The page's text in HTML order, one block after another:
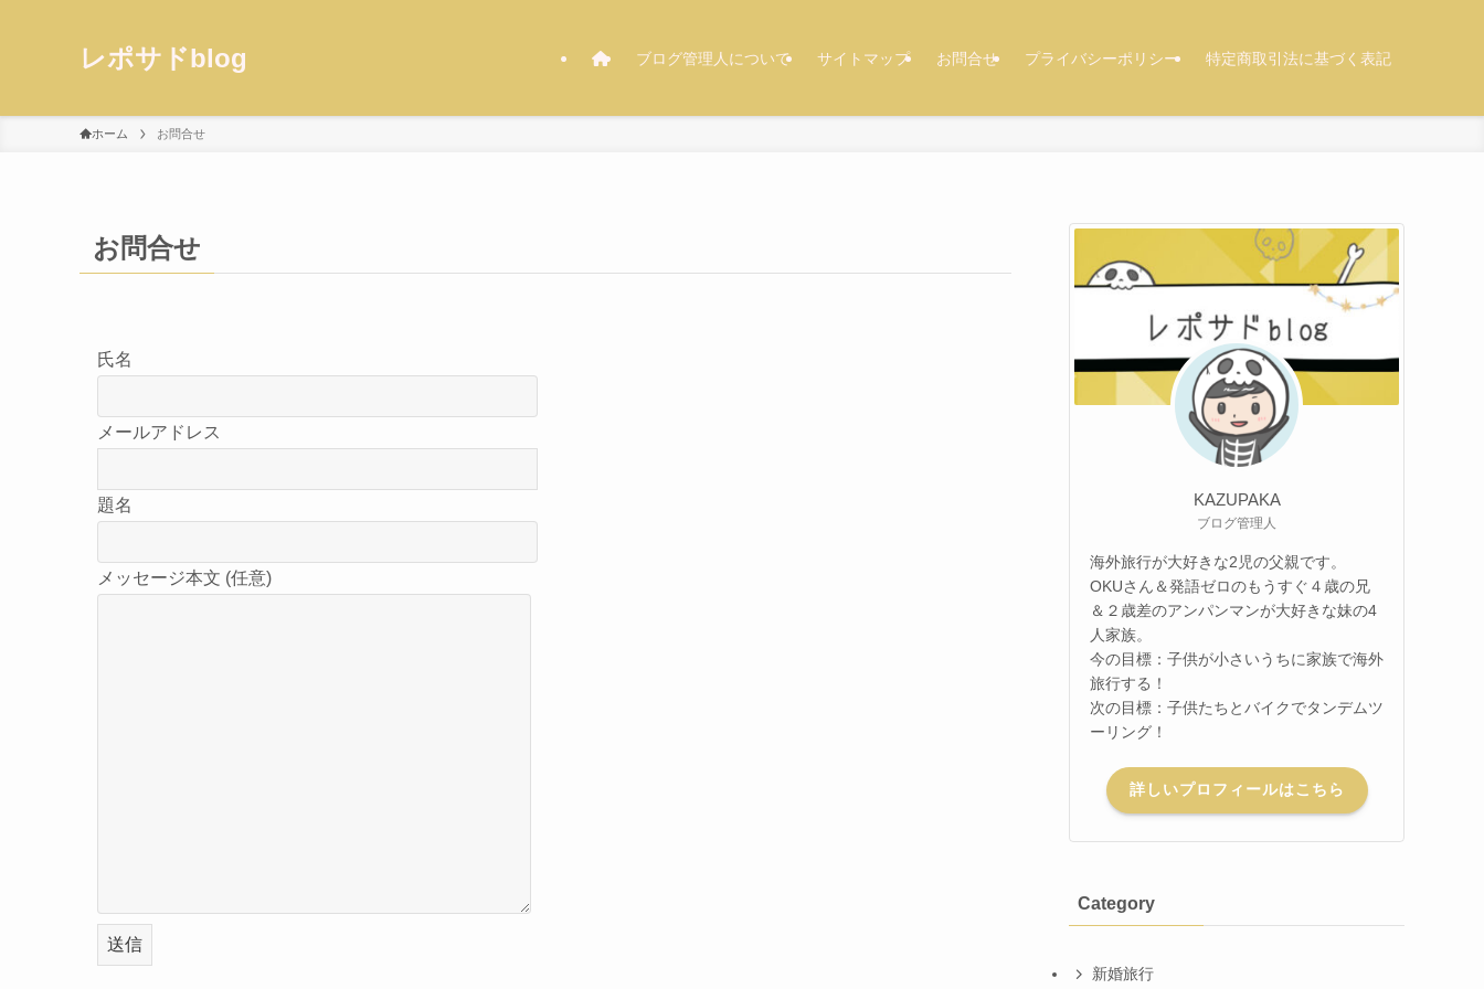
レポサドblog ブログ管理人について サイトマップ お問合せ プライバシーポリシー 特定商取引法に基づく表記
ホーム お問合せ
お問合せ
氏名
メールアドレス
題名
メッセージ本文 (任意)
KAZUPAKA
ブログ管理人
海外旅行が大好きな2児の父親です。
OKUさん＆発語ゼロのもうすぐ４歳の兄
＆２歳差のアンパンマンが大好きな妹の4
人家族。
今の目標：子供が小さいうちに家族で海外
旅行する！
次の目標：子供たちとバイクでタンデムツ
ーリング！
詳しいプロフィールはこちら
Category
新婚旅行